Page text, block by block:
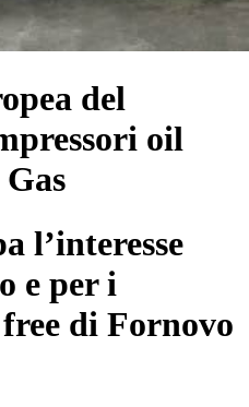
del
oil
l’interesse
e per i
di Fornovo